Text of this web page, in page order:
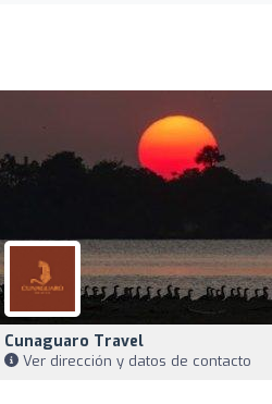
Cunaguaro Travel
Ver dirección y datos de contacto